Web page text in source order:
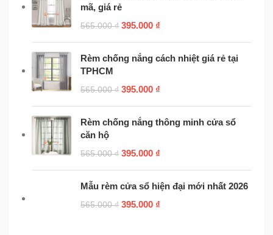
mã, giá rẻ
565.000₫ 395.000 ₫
Rèm chống nắng cách nhiệt giá rẻ tại
TPHCM
565.000₫ 395.000 ₫
Rèm chống nắng thông minh cửa sổ
căn hộ
565.000₫ 395.000 ₫
Mẫu rèm cửa sổ hiện đại mới nhất 2026
565.000₫ 395.000 ₫